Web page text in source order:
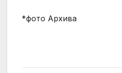
*фото Архива